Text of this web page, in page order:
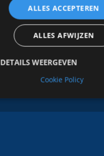
ALLES ACCEPTEREN
ALLES AFWIJZEN
DETAILS WEERGEVEN
Cookie Policy